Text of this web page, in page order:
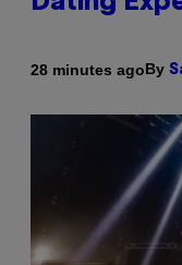
28 minutes agoBy